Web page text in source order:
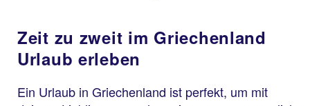
Zeit zu zweit im Griechenland
Urlaub erleben
Ein Urlaub in Griechenland ist perfekt, um mit